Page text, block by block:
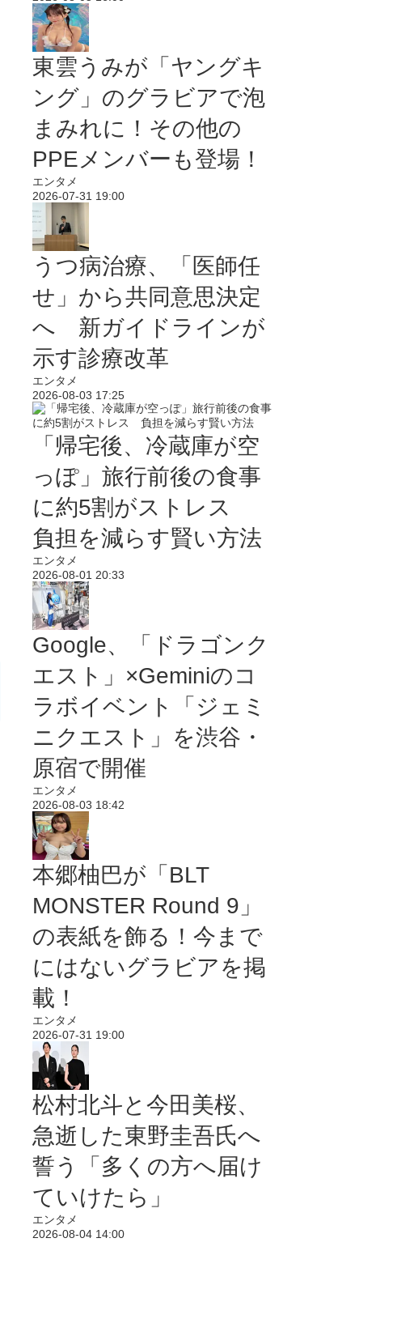
東雲うみが「ヤングキ
ング」のグラビアで泡
まみれに！その他の
PPEメンバーも登場！
エンタメ
2026-07-31 19:00
うつ病治療、「医師任
せ」から共同意思決定
へ 新ガイドラインが
示す診療改革
エンタメ
2026-08-03 17:25
「帰宅後、冷蔵庫が空
っぽ」旅行前後の食事
に約5割がストレス
負担を減らす賢い方法
エンタメ
2026-08-01 20:33
Google、「ドラゴンク
エスト」×Geminiのコ
ラボイベント「ジェミ
ニクエスト」を渋谷・
原宿で開催
エンタメ
2026-08-03 18:42
本郷柚巴が「BLT
MONSTER Round 9」
の表紙を飾る！今まで
にはないグラビアを掲
載！
エンタメ
2026-07-31 19:00
松村北斗と今田美桜、
急逝した東野圭吾氏へ
誓う「多くの方へ届け
ていけたら」
エンタメ
2026-08-04 14:00